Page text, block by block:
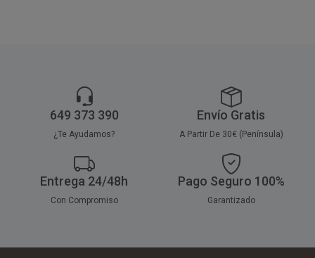
649 373 390
¿Te Ayudamos?
Envío Gratis
A Partir De 30€ (Península)
Entrega 24/48h
Con Compromiso
Pago Seguro 100%
Garantizado